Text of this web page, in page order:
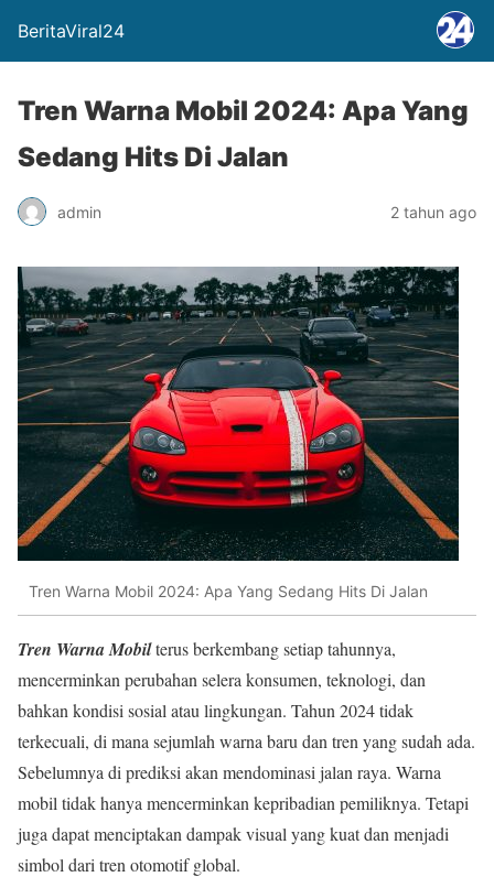
BeritaViral24
Tren Warna Mobil 2024: Apa Yang
Sedang Hits Di Jalan
admin 2 tahun ago
Tren Warna Mobil 2024: Apa Yang Sedang Hits Di Jalan
Tren Warna Mobilterus berkembang setiap tahunnya,
mencerminkan perubahan selera konsumen, teknologi, dan
bahkan kondisi sosial atau lingkungan. Tahun 2024 tidak
terkecuali, di mana sejumlah warna baru dan tren yang sudah ada.
Sebelumnya di prediksi akan mendominasi jalan raya. Warna
mobil tidak hanya mencerminkan kepribadian pemiliknya. Tetapi
juga dapat menciptakan dampak visual yang kuat dan menjadi
simbol dari tren otomotif global.